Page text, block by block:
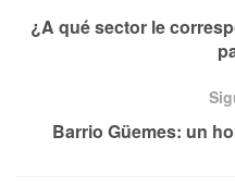
¿A qué sector le
Barrio Güemes: un